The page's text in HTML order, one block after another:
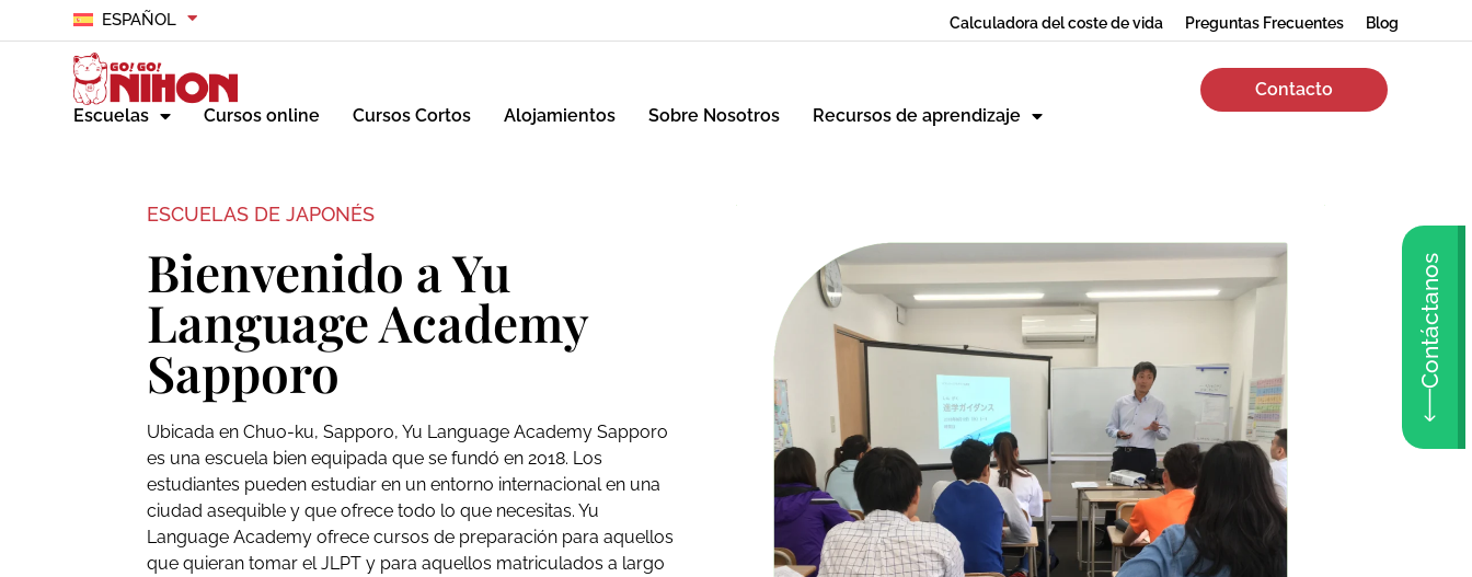
ESPAÑOL Calculadora del coste de vida Preguntas Frecuentes Blog
Escuelas Cursos online Cursos Cortos Alojamientos Sobre Nosotros Recursos de aprendizaje
Contacto
Contáctanos
ESCUELAS DE JAPONÉS
Bienvenido a Yu
Language Academy
Sapporo
Ubicada en Chuo-ku, Sapporo, Yu Language Academy Sapporo
es una escuela bien equipada que se fundó en 2018. Los
estudiantes pueden estudiar en un entorno internacional en una
ciudad asequible y que ofrece todo lo que necesitas. Yu
Language Academy ofrece cursos de preparación para aquellos
que quieran tomar el JLPT y para aquellos matriculados a largo